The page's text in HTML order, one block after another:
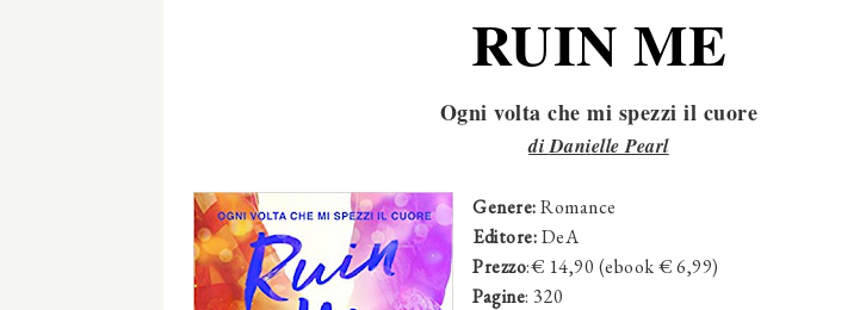
RUIN ME
Ogni volta che mi spezzi il cuore
diDanielle Pearl
Genere:Romance
Editore:DeA
Prezzo:€ 14,90 (ebook € 6,99)
Pagine: 320